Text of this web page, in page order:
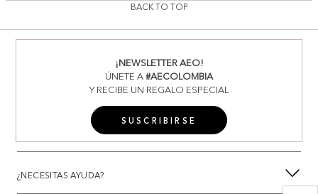
BACK TO TOP
¡NEWSLETTER AEO!
ÚNETE A#AECOLOMBIA
Y RECIBE UN REGALO ESPECIAL
SUSCRIBIRSE
¿NECESITAS AYUDA?